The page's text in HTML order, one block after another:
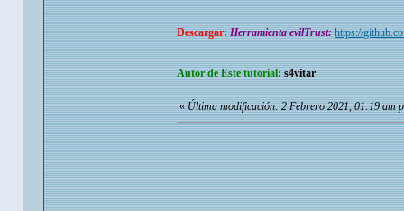
Descargar:Herramienta evilTrust: https://
Autor de Este tutorial: s4vitar
«Última modificación: 2 Febrero 2021, 01:19 am